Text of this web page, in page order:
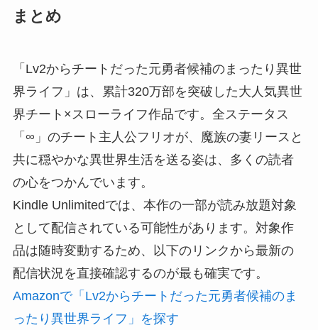
まとめ
「Lv2からチートだった元勇者候補のまったり異世
界ライフ」は、累計320万部を突破した大人気異世
界チート×スローライフ作品です。全ステータス
「∞」のチート主人公フリオが、魔族の妻リースと
共に穏やかな異世界生活を送る姿は、多くの読者
の心をつかんでいます。
Kindle Unlimitedでは、本作の一部が読み放題対象
として配信されている可能性があります。対象作
品は随時変動するため、以下のリンクから最新の
配信状況を直接確認するのが最も確実です。
Amazonで「Lv2からチートだった元勇者候補のま
ったり異世界ライフ」を探す